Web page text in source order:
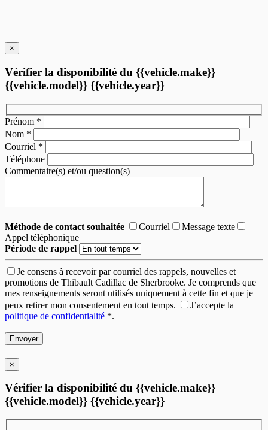
×
Vérifier la disponibilité du {{vehicle.make}}
{{vehicle.model}} {{vehicle.year}}
Prénom *
Nom *
Courriel *
Téléphone
Commentaire(s) et/ou question(s)
Méthode de contact souhaitée Courriel
Message texte
Appel téléphonique
Période de rappel
Je consens à recevoir par courriel des rappels, nouvelles et
promotions de Thibault Cadillac de Sherbrooke. Je comprends que
mes renseignements seront utilisés uniquement à cette fin et que je
peux retirer mon consentement en tout temps.
J’accepte la
politique de confidentialité *.
×
Vérifier la disponibilité du {{vehicle.make}}
{{vehicle.model}} {{vehicle.year}}